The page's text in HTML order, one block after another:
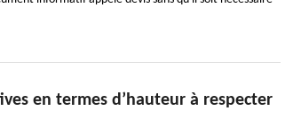
en termes d’hauteur à respecter